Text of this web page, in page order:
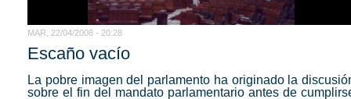
MAR, 22/04/2008 - 20:28
Escaño vacío
La pobre imagen del parlamento ha originado la
sobre el fin del mandato parlamentario antes de